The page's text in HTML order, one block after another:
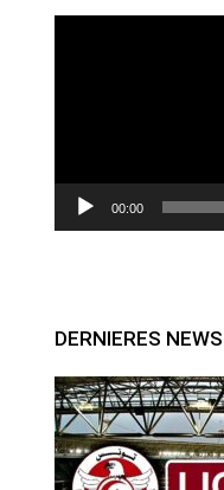
00:00
DERNIERES NEWS